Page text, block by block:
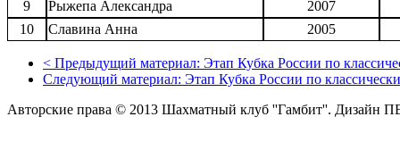
9
Рыжепа Александра
2007
10
Славина Анна 2005
< Предыдущий материал: Этап Кубка России по
Следующий материал: Этап Кубка России по
Авторские права © 2013 Шахматный клуб ''Гамбит''. Дизайн